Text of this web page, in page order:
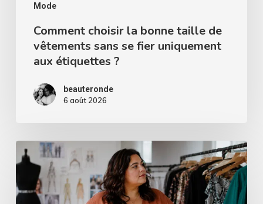
Mode
uniquement
étiquettes
Comment choisir la bonne taille de
vêtements sans se fier uniquement
aux étiquettes ?
beauteronde
6 août 2026
Femme
ronde
: